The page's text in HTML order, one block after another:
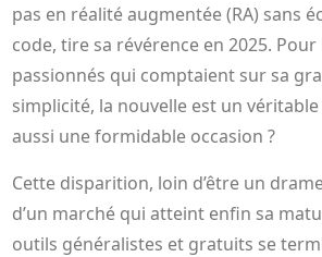
pas en réalité augmentée (RA) sans
code, tire sa révérence en 2025. Pour
passionnés qui comptaient sur sa
simplicité, la nouvelle est un véritable
aussi une formidable occasion ?
Cette disparition, loin d’être un
d’un marché qui atteint enfin sa
outils généralistes et gratuits se